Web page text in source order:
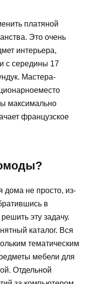
платяной
Это очень
интерьера,
с середины 17
Мастера-
максимально
французское
дома не просто, из-
в
эту задачу.
каталог. Вся
тематическим
мебели для
Отдельной